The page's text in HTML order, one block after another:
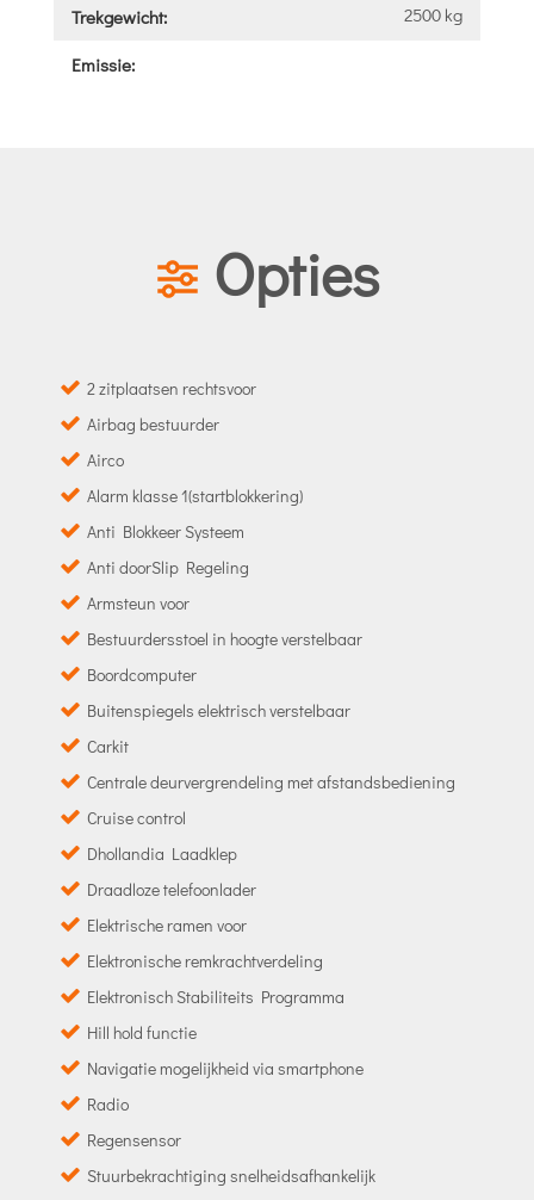
Trekgewicht: 2500 kg
Emissie:
Opties
2 zitplaatsen rechtsvoor
Airbag bestuurder
Airco
Alarm klasse 1(startblokkering)
Anti Blokkeer Systeem
Anti doorSlip Regeling
Armsteun voor
Bestuurdersstoel in hoogte verstelbaar
Boordcomputer
Buitenspiegels elektrisch verstelbaar
Carkit
Centrale deurvergrendeling met afstandsbediening
Cruise control
Dhollandia Laadklep
Draadloze telefoonlader
Elektrische ramen voor
Elektronische remkrachtverdeling
Elektronisch Stabiliteits Programma
Hill hold functie
Navigatie mogelijkheid via smartphone
Radio
Regensensor
Stuurbekrachtiging snelheidsafhankelijk